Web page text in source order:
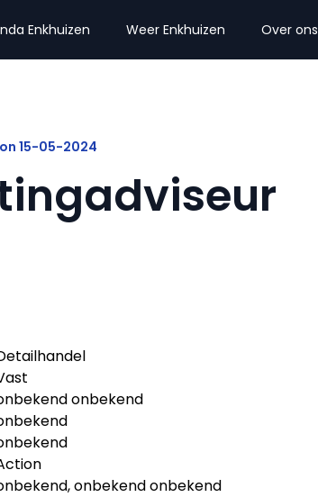
Enkhuizen Weer Enkhuizen Over ons
15-05-2024
onbekend
onbekend onbekend